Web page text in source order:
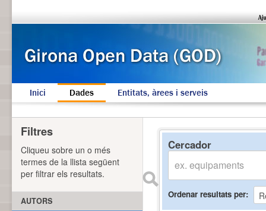
Inici Dades Entitats, àrees i serveis
Cercador
Ordenar resultats per
Filtres
Cliqueu sobre un o més
termes de la llista següent
per filtrar els resultats.
AUTORS